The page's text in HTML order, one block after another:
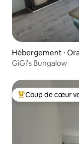
Hébergement ⋅
GiGi's Bungalow
Coups de cœur
Coup de cœur